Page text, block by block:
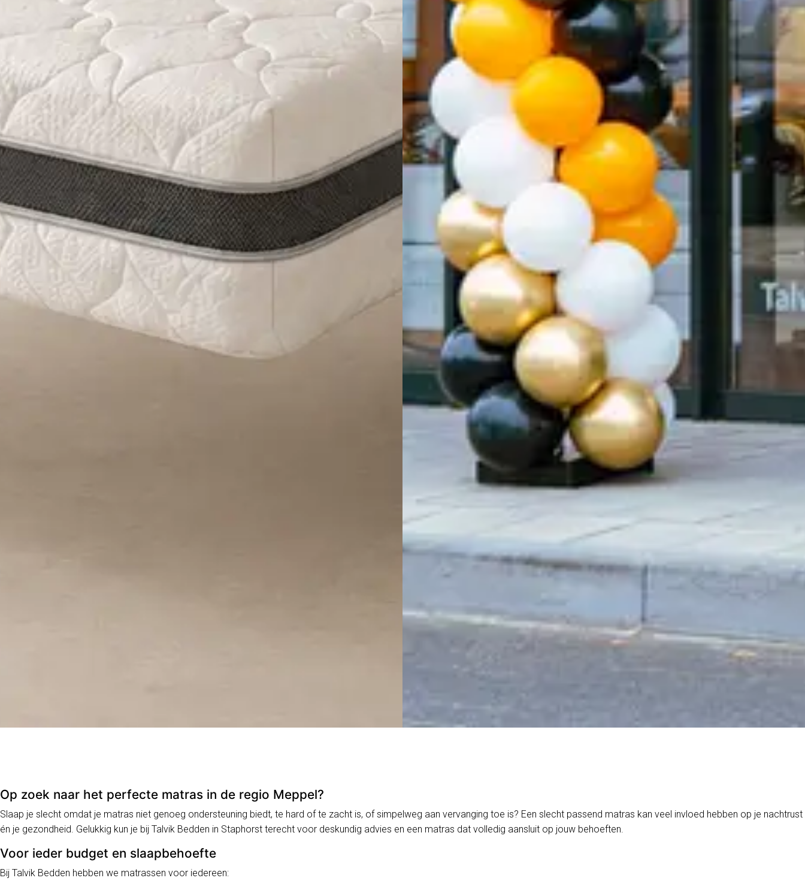
Op zoek naar het perfecte matras in de regio Meppel?
Slaap je slecht omdat je matras niet genoeg ondersteuning biedt, te hard of te zacht is, of simpelweg aan vervanging toe is? Een slecht passend matras kan veel invloed hebben op je nachtrust
én je gezondheid. Gelukkig kun je bij Talvik Bedden in Staphorst terecht voor deskundig advies en een matras dat volledig aansluit op jouw behoeften.
Voor ieder budget en slaapbehoefte
Bij Talvik Bedden hebben we matrassen voor iedereen: